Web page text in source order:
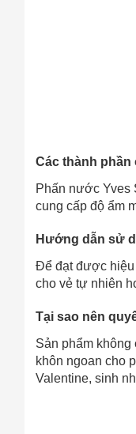
Các thành phần
Phấn nước Yves
cung cấp độ ẩm
Hướng dẫn sử
Để đạt được hiệu
cho vẻ tự nhiên
Tại sao nên
Sản phẩm không
khôn ngoan cho
Valentine, sinh